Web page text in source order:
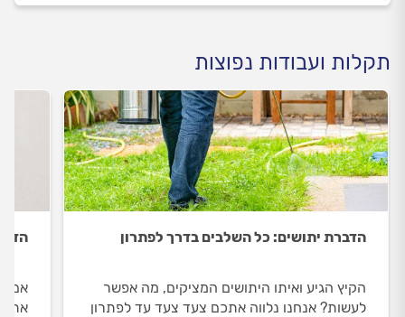
תקלות ועבודות נפוצות
הדברת יתושים: כל השלבים בדרך לפתרון
הקיץ הגיע ואיתו היתושים המציקים, מה אפשר
לעשות? אנחנו נלווה אתכם צעד צעד עד לפתרון
אם